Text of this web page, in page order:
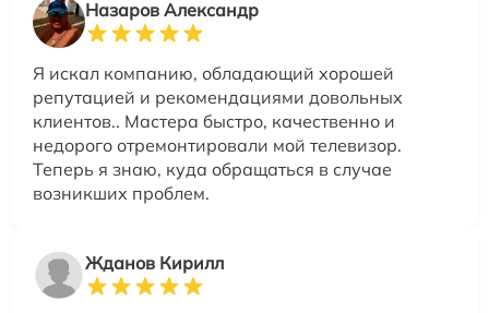
Назаров Александр
Я искал компанию, обладающий хорошей
репутацией и рекомендациями довольных
клиентов.. Мастера быстро, качественно и
недорого отремонтировали мой телевизор.
Теперь я знаю, куда обращаться в случае
возникших проблем.
Жданов Кирилл